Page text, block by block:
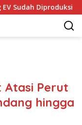
lokal, TKDN
Atasi Perut
hingga